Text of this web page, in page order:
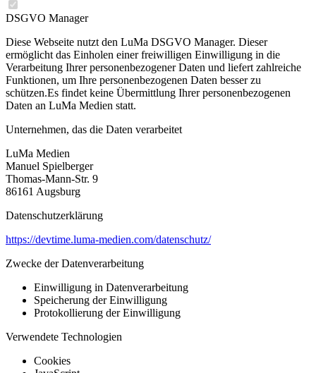
DSGVO Manager
Diese Webseite nutzt den LuMa DSGVO Manager. Dieser
ermöglicht das Einholen einer freiwilligen Einwilligung in die
Verarbeitung Ihrer personenbezogener Daten und liefert zahlreiche
Funktionen, um Ihre personenbezogenen Daten besser zu
schützen.Es findet keine Übermittlung Ihrer personenbezogenen
Daten an LuMa Medien statt.
Unternehmen, das die Daten verarbeitet
LuMa Medien
Manuel Spielberger
Thomas-Mann-Str. 9
86161 Augsburg
Datenschutzerklärung
https://devtime.luma-medien.com/datenschutz/
Zwecke der Datenverarbeitung
Einwilligung in Datenverarbeitung
Speicherung der Einwilligung
Protokollierung der Einwilligung
Verwendete Technologien
Cookies